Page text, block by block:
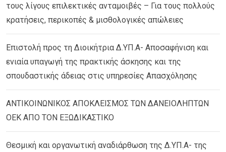
τους λίγους επιλεκτικές ανταμοιβές – Για τους πολλούς
κρατήσεις, περικοπές & μισθολογικές απώλειες
Επιστολή προς τη Διοικήτρια Δ.ΥΠ.Α- Αποσαφήνιση και
ενιαία υπαγωγή της πρακτικής άσκησης και της
σπουδαστικής άδειας στις υπηρεσίες Απασχόλησης
ΑΝΤΙΚΟΙΝΩΝΙΚΟΣ ΑΠΟΚΛΕΙΣΜΟΣ ΤΩΝ ΔΑΝΕΙΟΛΗΠΤΩΝ
ΟΕΚ ΑΠΟ ΤΟΝ ΕΞΩΔΙΚΑΣΤΙΚΟ
Θεσμική και οργανωτική αναδιάρθωση της Δ.ΥΠ.Α- της